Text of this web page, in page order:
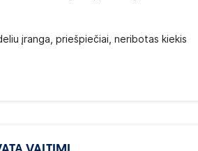
įranga, priešpiečiai, neribotas kiekis